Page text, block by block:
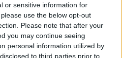
or sensitive information for
use the below opt-out
Please note that after your
you may continue seeing
personal information utilized by
to third parties prior to
tanultunk, de olvasgatva a
progiját, az általad ajánlott
Bár ti ezerszer
a szadesznál, a ti
(ez különben csak